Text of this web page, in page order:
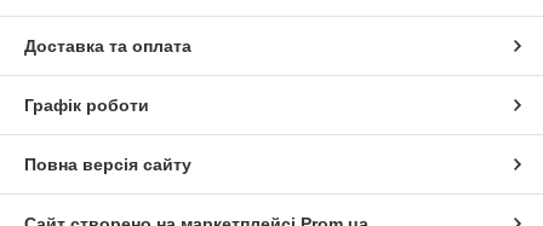
Доставка та оплата
Графік роботи
Повна версія сайту